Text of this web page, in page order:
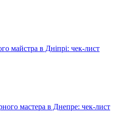
майстра в Дніпрі: чек-лист
мастера в Днепре: чек-лист